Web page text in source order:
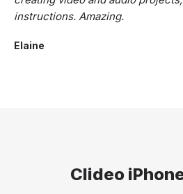
instructions. Amazing.
Elaine
Clideo iPhone